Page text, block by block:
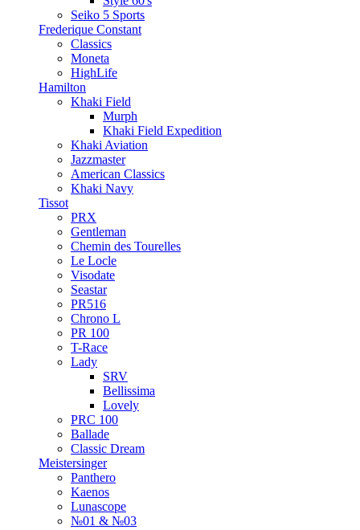
Seiko 5 Sports
Frederique Constant
Classics
Moneta
HighLife
Hamilton
Khaki Field
Murph
Khaki Field Expedition
Khaki Aviation
Jazzmaster
American Classics
Khaki Navy
Tissot
PRX
Gentleman
Chemin des Tourelles
Le Locle
Visodate
Seastar
PR516
Chrono L
PR 100
T-Race
Lady
SRV
Bellissima
Lovely
PRC 100
Ballade
Classic Dream
Meistersinger
Panthero
Kaenos
Lunascope
№01 & №03